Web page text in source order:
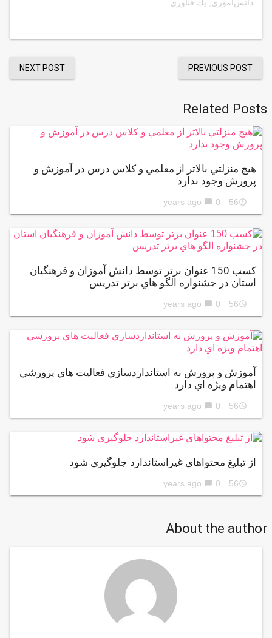
دانش‌آموزي يك فناوري
PREVIOUS POST
NEXT POST
Related Posts
هيچ منزلتي بالاتر از معلمي و كلاس درس در آموزش و
پرورش وجود ندارد
access_time
56 years ago
chat_bubble 0
كسب 150 عنوان برتر توسط دانش آموزان و فرهنگيان
استان در جشنواره الگو هاي برتر تدريس
access_time
56 years ago
chat_bubble 0
آموزش و پرورش به استانداردسازي فعاليت هاي پرورشي
اهتمام ويژه اي دارد
access_time
56 years ago
chat_bubble 0
از تبلیغ محتواهای غیراستاندارد جلوگیری شود
access_time
56 years ago
chat_bubble 0
About the author